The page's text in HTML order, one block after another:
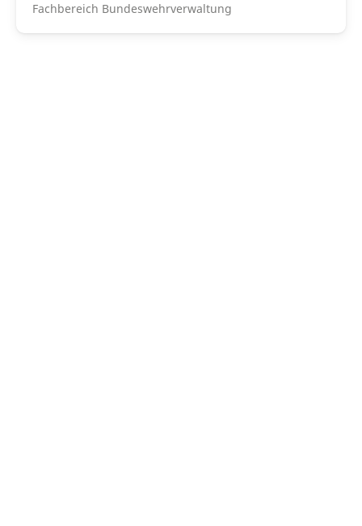
Fachbereich Bundeswehrverwaltung